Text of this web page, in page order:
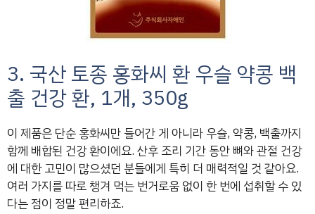
3. 국산 토종 홍화씨 환 우슬 약콩 백
출 건강 환, 1개, 350g
이 제품은 단순 홍화씨만 들어간 게 아니라 우슬, 약콩, 백출까지
함께 배합된 건강 환이에요. 산후 조리 기간 동안 뼈와 관절 건강
에 대한 고민이 많으셨던 분들에게 특히 더 매력적일 것 같아요.
여러 가지를 따로 챙겨 먹는 번거로움 없이 한 번에 섭취할 수 있
다는 점이 정말 편리하죠.